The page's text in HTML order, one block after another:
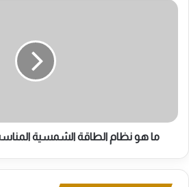
ما
ما هو نظام الطاقة الشمسية